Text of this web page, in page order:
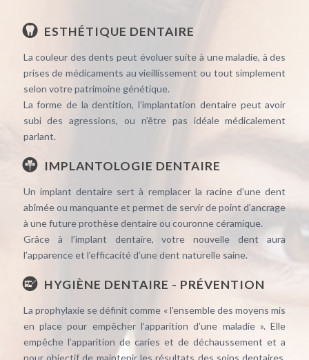
ESTHÉTIQUE DENTAIRE
La couleur des dents peut évoluer suite à une maladie, à des
prises de médicaments au vieillissement ou tout simplement
selon votre patrimoine génétique.
La forme de la dentition, l’implantation dentaire peut avoir
subi des agressions, ou n’être pas idéale médicalement
parlant.
IMPLANTOLOGIE DENTAIRE
Un implant dentaire sert à remplacer la racine d’une dent
abîmée ou manquante et permet de servir de point d’ancrage
à une future prothèse dentaire ou couronne céramique.
Grâce à l’implant dentaire, votre nouvelle dent aura
l’apparence et l’efficacité d’une dent naturelle saine.
HYGIÈNE DENTAIRE - PRÉVENTION
La prophylaxie se définit comme « l’ensemble des moyens mis
en place pour empêcher l’apparition d’une maladie ». Elle
empêche l’apparition de caries et de déchaussement et a
pour objectif de maintenir les résultats des soins dentaires.